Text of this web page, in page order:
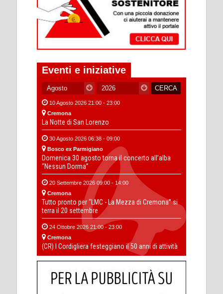
Eventi e iniziative
10 Agosto 2026 21:00 - 23:00
Cremona
La Notte di San Lorenzo
30 Agosto 2026 06:38 - 09:00
Bosco ex Parmigiano
Domenica 30 agosto torna il concerto all’alba
“Nessun Dorma”
20 Settembre 2026 09:00 - 14:00
Cremona
Tutto pronto per “LMC - La Mezza di Cremona” si
terra il 20 settembre
24 Ottobre 2026 21:00 - 23:00
Cremona
(CR) I Cordigliera festeggiano il 50 anni di attività